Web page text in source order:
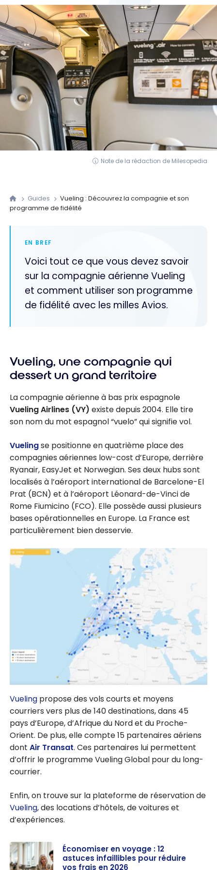
Note de la rédaction de Milesopedia
Guides
Vueling : Découvrez la compagnie et son
programme de fidélité
EN BREF
Voici tout ce que vous devez savoir
sur la compagnie aérienne Vueling
et comment utiliser son programme
de fidélité avec les milles Avios.
Vueling, une compagnie qui
dessert un grand territoire
La compagnie aérienne à bas prix espagnole
Vueling Airlines (VY) existe depuis 2004. Elle tire
son nom du mot espagnol “vuelo” qui signifie vol.
Vuelingse positionne en quatrième place des
compagnies aériennes low-cost d’Europe, derrière
Ryanair, EasyJet et Norwegian. Ses deux hubs sont
localisés à l’aéroport international de Barcelone-El
Prat (BCN) et à l’aéroport Léonard-de-Vinci de
Rome Fiumicino (FCO). Elle possède aussi plusieurs
bases opérationnelles en Europe. La France est
particulièrement bien desservie.
Vueling propose des vols courts et moyens
courriers vers plus de 140 destinations, dans 45
pays d’Europe, d’Afrique du Nord et du Proche-
Orient. De plus, elle compte 15 partenaires aériens
dont Air Transat. Ces partenaires lui permettent
d’offrir le programme Vueling Global pour du long-
courrier.
Enfin, on trouve sur la plateforme de réservation de
Vueling, des locations d’hôtels, de voitures et
d’expériences.
Économiser en voyage : 12
astuces infaillibles pour réduire
vos frais en 2026